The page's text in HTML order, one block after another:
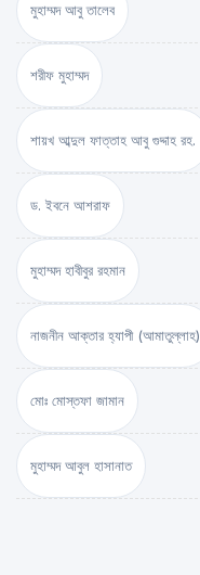
মুহাম্মদ আবু তালেব
শরীফ মুহাম্মদ
শায়খ আব্দুল ফাত্তাহ আবু গুদ্দাহ রহ.
ড. ইবনে আশরাফ
মুহাম্মদ হাবীবুর রহমান
নাজনীন আক্তার হ্যাপী (আমাতুল্লাহ)
মোঃ মোস্তফা জামান
মুহাম্মদ আবুল হাসানাত